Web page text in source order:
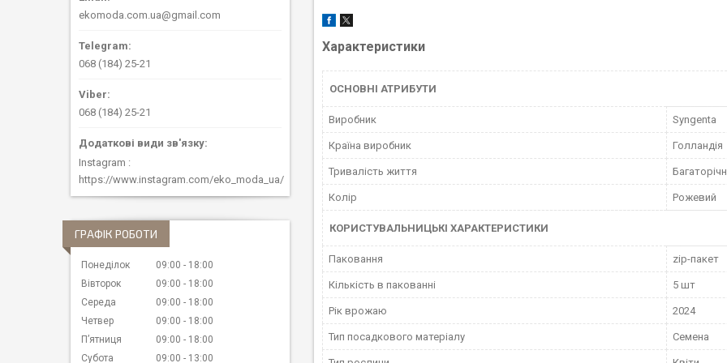
Характеристики
ОСНОВНІ АТРИБУТИ
Виробник Syngenta
Країна виробник Голландія
Тривалість життя
Колір Рожевий
КОРИСТУВАЛЬНИЦЬКІ ХАРАКТЕРИСТИКИ
Паковання zip-пакет
Кількість в пакованні 5 шт
Рік врожаю 2024
Тип посадкового матеріалу Семена
ekomoda.com.ua@gmail.com
068 (184) 25-21
068 (184) 25-21
Instagram
https://www.instagram.com/eko_moda_ua/
ГРАФІК РОБОТИ
Понеділок 09:00
18:00
Вівторок
09:00
18:00
Середа
09:00
18:00
Четвер
09:00
18:00
Пʼятниця
09:00
18:00
Субота
09:00 13:00